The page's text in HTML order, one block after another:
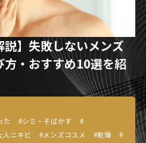
説】失敗しないメンズ
方・おすすめ10選を紹
た #シミ・そばかす
#
人ニキビ #メンズコスメ #乾燥
#